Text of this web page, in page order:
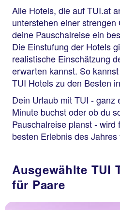
Alle Hotels, die auf TUI.at
unterstehen einer
deine Pauschalreise ein
Die Einstufung der Hotels
realistische Einschätzung
erwarten kannst. So
TUI Hotels zu den Besten
Dein Urlaub mit TUI - ganz
Minute buchst oder ob du
Pauschalreise planst -
besten Erlebnis des Jahres
Ausgewählte TUI
für Paare